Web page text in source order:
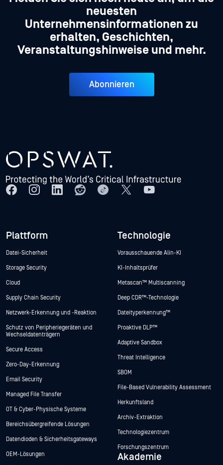
neuesten
Unternehmensinformationen zu
erhalten, Geschichten,
Veranstaltungshinweise und mehr.
Abonnieren
Plattform
Datei-Sicherheit
Storage Security
Cloud
Supply Chain Security
Netzwerk-Erkennung und -Reaktion
Schutz von Peripheriegeräten und
Wechseldatenträgern
Secure Access
Zero-Day-Erkennung
Email Security
Managed File Transfer
OT & Cyber-Physische Systeme
Bereichsübergreifende Lösungen
Datendioden & Sicherheitsgateways
OEM-Lösungen
Technologie
Vorausschauende Alin-KI
KI-Inhaltsprüfer
Metascan™ Multiscanning
Deep CDR™-Technologie
Dateityperkennung™
Proaktive DLP™
Adaptive Sandbox
Threat Intelligence
SBOM
File-Based Vulnerability Assessment
Herkunftsland
Archiv-Extraktion
Technologiezentrum
Forschungszentrum
Akademie